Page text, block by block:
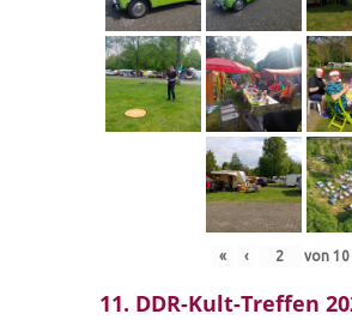
« ‹ von 10
11. DDR-Kult-Treffen